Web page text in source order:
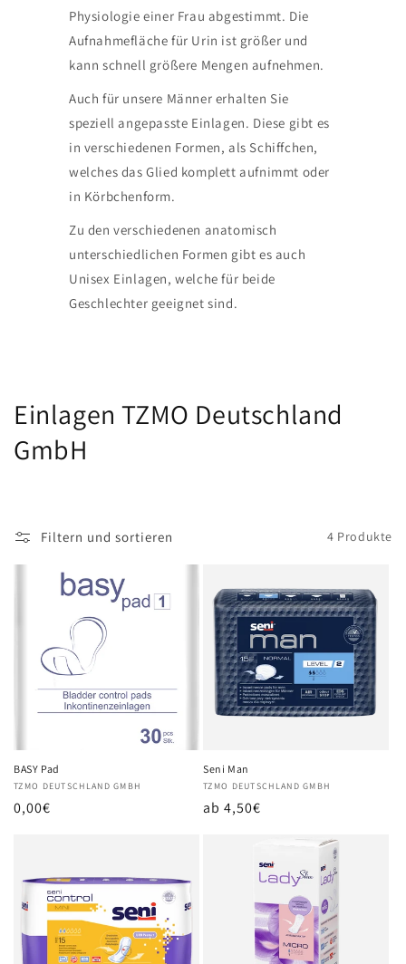
Physiologie einer Frau abgestimmt. Die
Aufnahmefläche für Urin ist größer und
kann schnell größere Mengen aufnehmen.
Auch für unsere Männer erhalten Sie
speziell angepasste Einlagen. Diese gibt es
in verschiedenen Formen, als Schiffchen,
welches das Glied komplett aufnimmt oder
in Körbchenform.
Zu den verschiedenen anatomisch
unterschiedlichen Formen gibt es auch
Unisex Einlagen, welche für beide
Geschlechter geeignet sind.
K
a
g
Einlagen TZMO Deutschland
GmbH
Filtern und sortieren 4 Produkte
BASY Pad
Anbieter:
TZMO DEUTSCHLAND GMBH
Normaler
0,00€
Seni Man
Anbieter:
TZMO DEUTSCHLAND GMBH
Normaler
ab 4,50€